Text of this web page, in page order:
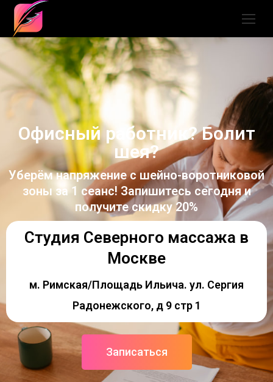
Офисный работник? Болит
шея?
Уберём напряжение с шейно-воротниковой
зоны за 1 сеанс! Запишитесь сегодня и
получите скидку 20%
Студия Северного массажа в
Москве
м. Римская/Площадь Ильича. ул. Сергия
Радонежского, д 9 стр 1
Записаться